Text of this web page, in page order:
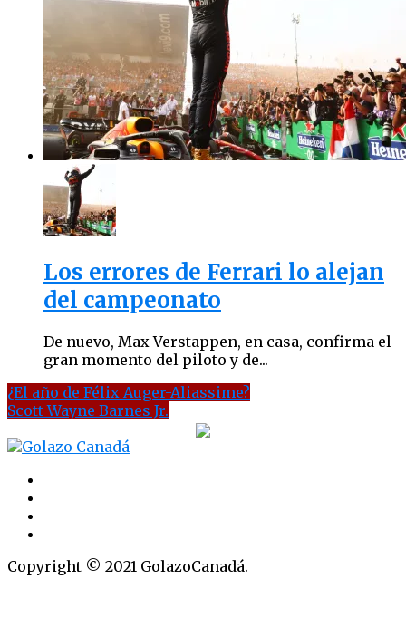
Los errores de Ferrari lo alejan
del campeonato
De nuevo, Max Verstappen, en casa, confirma el
gran momento del piloto y de...
¿El año de Félix Auger-Aliassime?
Scott Wayne Barnes Jr.
Copyright © 2021 GolazoCanadá.